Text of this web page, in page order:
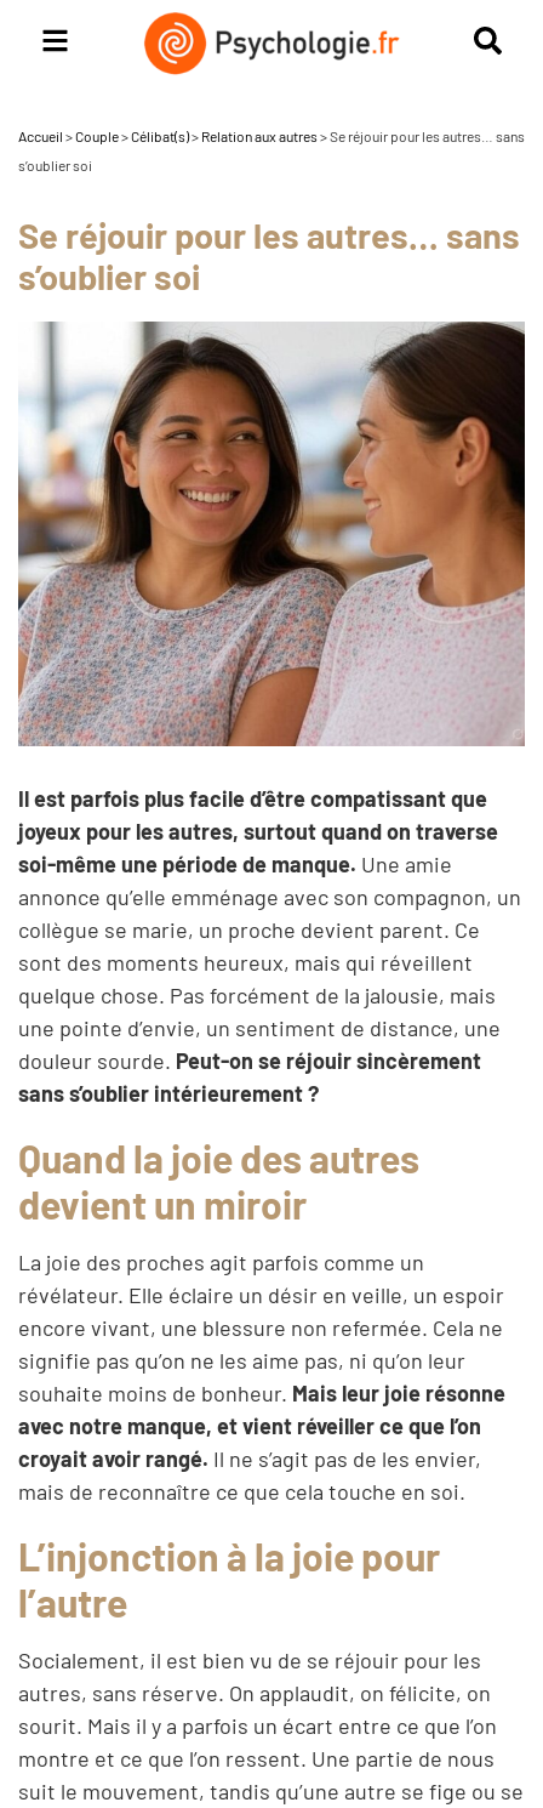
Accueil >Couple>Célibat(s)> Relation aux autres >Se réjouir pour les autres… sans
s’oublier soi
Se réjouir pour les autres… sans
s’oublier soi
Il est parfois plus facile d’être compatissant que
joyeux pour les autres, surtout quand on traverse
soi-même une période de manque. Une amie
annonce qu’elle emménage avec son compagnon, un
collègue se marie, un proche devient parent. Ce
sont des moments heureux, mais qui réveillent
quelque chose. Pas forcément de la jalousie, mais
une pointe d’envie, un sentiment de distance, une
douleur sourde. Peut-on se réjouir sincèrement
sans s’oublier intérieurement ?
Quand la joie des autres
devient un miroir
La joie des proches agit parfois comme un
révélateur. Elle éclaire un désir en veille, un espoir
encore vivant, une blessure non refermée. Cela ne
signifie pas qu’on ne les aime pas, ni qu’on leur
souhaite moins de bonheur. Mais leur joie résonne
avec notre manque, et vient réveiller ce que l’on
croyait avoir rangé. Il ne s’agit pas de les envier,
mais de reconnaître ce que cela touche en soi.
L’injonction à la joie pour
l’autre
Socialement, il est bien vu de se réjouir pour les
autres, sans réserve. On applaudit, on félicite, on
sourit. Mais il y a parfois un écart entre ce que l’on
montre et ce que l’on ressent. Une partie de nous
suit le mouvement, tandis qu’une autre se fige ou se